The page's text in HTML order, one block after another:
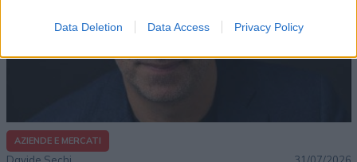
Data Deletion Data Access Privacy Policy
AZIENDE E MERCATI